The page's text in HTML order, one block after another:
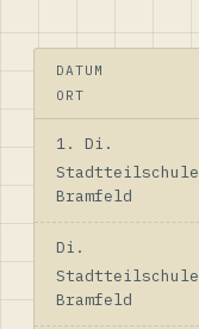
DATUM
ORT
1. Di.
Stadtteilschule
Bramfeld
Di.
Stadtteilschule
Bramfeld